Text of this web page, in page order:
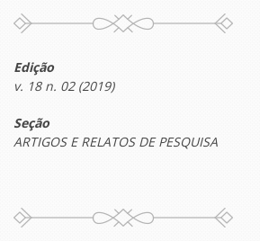
Edição
v. 18 n. 02 (2019)
Seção
ARTIGOS E RELATOS DE PESQUISA